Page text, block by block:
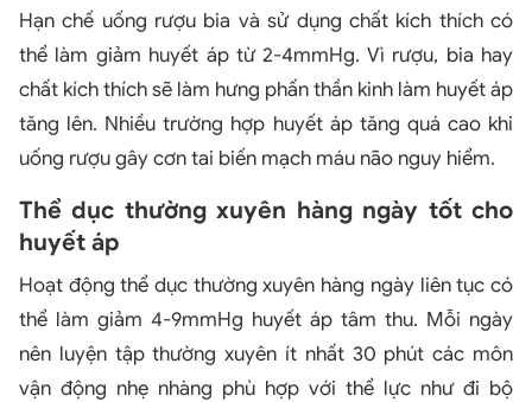
Hạn chế uống rượu bia và sử dụng chất kích thích có
thể làm giảm huyết áp từ 2-4mmHg. Vì rượu, bia hay
chất kích thích sẽ làm hưng phấn thần kinh làm huyết áp
tăng lên. Nhiều trường hợp huyết áp tăng quá cao khi
uống rượu gây cơn tai biến mạch máu não nguy hiểm.
Thể dục thường xuyên hàng ngày tốt cho
huyết áp
Hoạt động thể dục thường xuyên hàng ngày liên tục có
thể làm giảm 4-9mmHg huyết áp tâm thu. Mỗi ngày
nên luyện tập thường xuyên ít nhất 30 phút các môn
vận động nhẹ nhàng phù hợp với thể lực như đi bộ